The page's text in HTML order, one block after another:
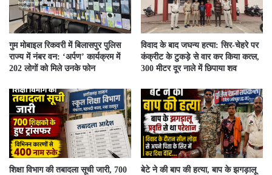
गुम मोबाइल रिकवरी में बिलासपुर पुलिस
राज्य में नंबर वन: ‘अर्पण’ कार्यक्रम में
202 लोगों को मिले उनके फोन
विवाद के बाद जघन्य हत्या: सिर-चेहरे पर
कंक्रीट के टुकड़े से वार कर किया कत्ल,
300 मीटर दूर नाले में छिपाया शव
शिक्षा विभाग की तबादला सूची जारी, 700
बेटे ने की बाप की हत्या, बाप के झगड़ालू